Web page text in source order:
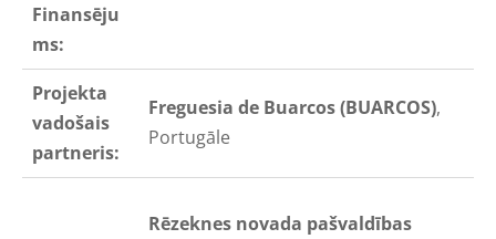
Finansēju
ms:
Projekta
vadošais
partneris:
Freguesia de Buarcos (BUARCOS),
Portugāle
Rēzeknes novada pašvaldības